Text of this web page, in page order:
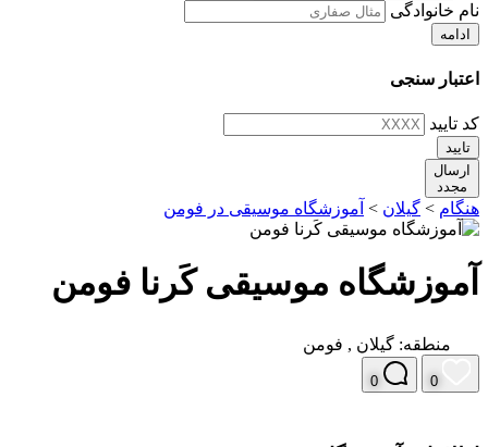
نام خانوادگی
ادامه
اعتبار سنجی
کد تایید
تایید
ارسال
مجدد
هنگام > گیلان > آموزشگاه موسیقی در فومن
آموزشگاه موسیقی کَرنا فومن
منطقه: گیلان , فومن
0
0